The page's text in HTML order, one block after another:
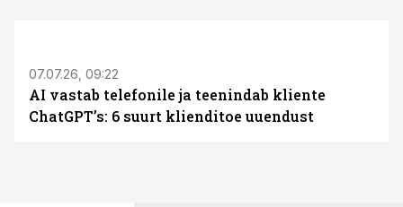
07.07.26, 09:22
AI vastab telefonile ja teenindab kliente
ChatGPT’s: 6 suurt klienditoe uuendust